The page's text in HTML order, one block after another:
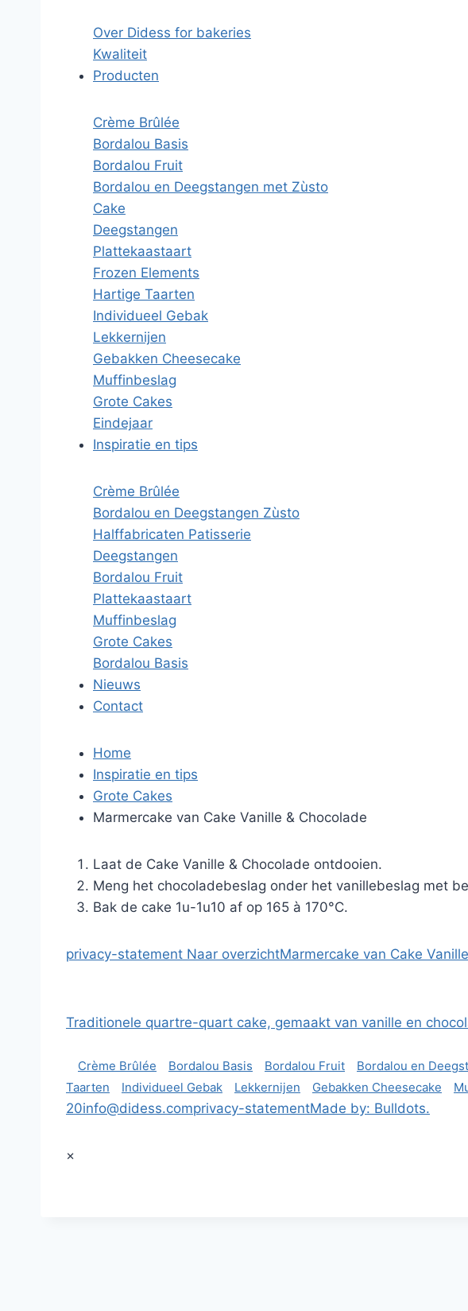
Over Didess for bakeries
Kwaliteit
Producten
Crème Brûlée
Bordalou Basis
Bordalou Fruit
Bordalou en Deegstangen met Zùsto
Cake
Deegstangen
Plattekaastaart
Frozen Elements
Hartige Taarten
Individueel Gebak
Lekkernijen
Gebakken Cheesecake
Muffinbeslag
Grote Cakes
Eindejaar
Inspiratie en tips
Crème Brûlée
Bordalou en Deegstangen Zùsto
Halffabricaten Patisserie
Deegstangen
Bordalou Fruit
Plattekaastaart
Muffinbeslag
Grote Cakes
Bordalou Basis
Nieuws
Contact
Home
Inspiratie en tips
Grote Cakes
Marmercake van Cake Vanille & Chocolade
Laat de Cake Vanille & Chocolade ontdooien.
Meng het chocoladebeslag onder het vanillebeslag met
Bak de cake 1u-1u10 af op 165 à 170°C.
privacy-statement Naar overzichtMarmercake van Cake
Traditionele quartre-quart cake, gemaakt van vanille en
Crème Brûlée Bordalou Basis Bordalou Fruit Bordalou en
Taarten
Individueel Gebak Lekkernijen Gebakken Cheesecake
20info@didess.comprivacy-statementMade by: Bulldots.
×